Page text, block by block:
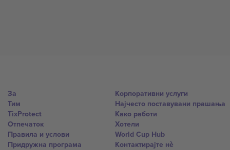
За
Тим
TixProtect
Отпечаток
Правила и услови
Придружна програма
Корпоративни услуги
Најчесто поставувани прашања
Како работи
Хотели
World Cup Hub
Контактирајте нѐ